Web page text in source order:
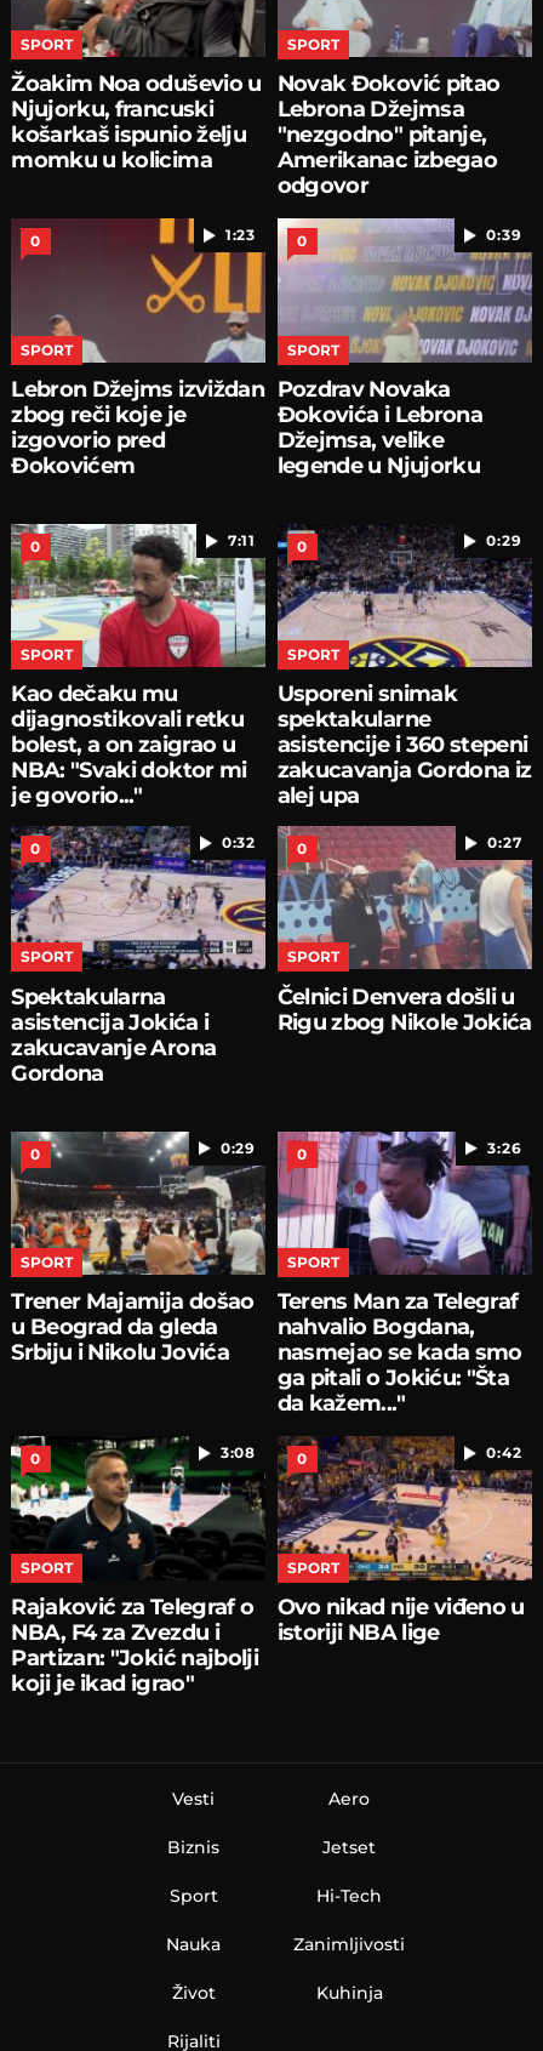
SPORT
Žoakim Noa oduševio u
Njujorku, francuski
košarkaš ispunio želju
momku u kolicima
SPORT
Novak Đoković pitao
Lebrona Džejmsa
"nezgodno" pitanje,
Amerikanac izbegao
odgovor
1:23
0
SPORT
Lebron Džejms izviždan
zbog reči koje je
izgovorio pred
Đokovićem
0:39
0
SPORT
Pozdrav Novaka
Đokovića i Lebrona
Džejmsa, velike
legende u Njujorku
7:11
0
SPORT
Kao dečaku mu
dijagnostikovali retku
bolest, a on zaigrao u
NBA: "Svaki doktor mi
je govorio..."
0:29
0
SPORT
Usporeni snimak
spektakularne
asistencije i 360 stepeni
zakucavanja Gordona iz
alej upa
0:32
0
SPORT
Spektakularna
asistencija Jokića i
zakucavanje Arona
Gordona
0:27
0
SPORT
Čelnici Denvera došli u
Rigu zbog Nikole Jokića
0:29
0
SPORT
Trener Majamija došao
u Beograd da gleda
Srbiju i Nikolu Jovića
3:26
0
SPORT
Terens Man za Telegraf
nahvalio Bogdana,
nasmejao se kada smo
ga pitali o Jokiću: "Šta
da kažem..."
3:08
0
SPORT
Rajaković za Telegraf o
NBA, F4 za Zvezdu i
Partizan: "Jokić najbolji
koji je ikad igrao"
0:42
0
SPORT
Ovo nikad nije viđeno u
istoriji NBA lige
Vesti
Biznis
Sport
Nauka
Aero
Jetset
Hi-Tech
Zanimljivosti
Život Kuhinja
Rijaliti